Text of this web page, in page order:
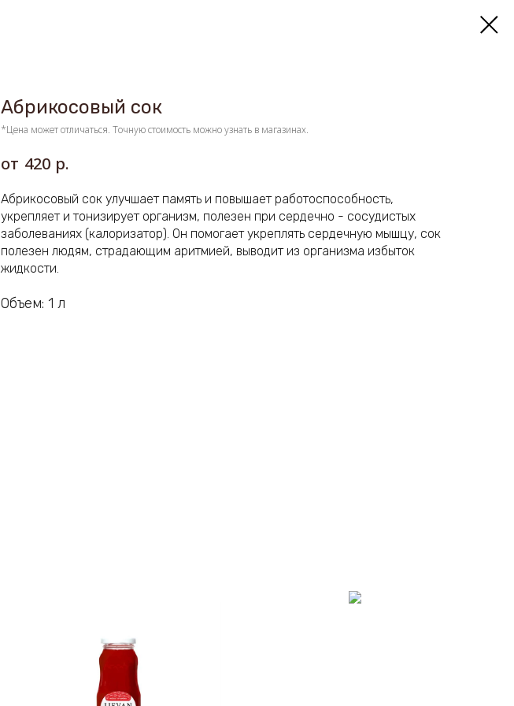
Абрикосовый сок
*Цена может отличаться. Точную стоимость можно узнать в магазинах.
420 р.
Абрикосовый сок улучшает память и повышает работоспособность,
укрепляет и тонизирует организм, полезен при сердечно - сосудистых
заболеваниях (калоризатор). Он помогает укреплять сердечную мышцу, сок
полезен людям, страдающим аритмией, выводит из организма избыток
жидкости.
Объем: 1 л